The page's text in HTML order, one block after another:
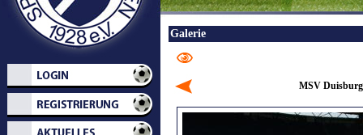
Galerie
MSV Duisburg